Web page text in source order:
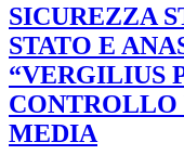
SICUREZZA
STATO E
“VERGILIUS
MEDIA